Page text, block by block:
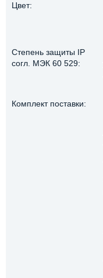
Цвет:
Степень защиты IP
согл. МЭК 60 529:
Комплект поставки: